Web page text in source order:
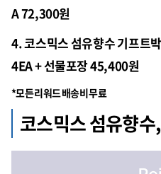
A 72,300원
4. 코스믹스 섬유향수 기프트
4EA + 선물포장 45,400원
*모든 리워드 배송비 무료
코스믹스 섬유향